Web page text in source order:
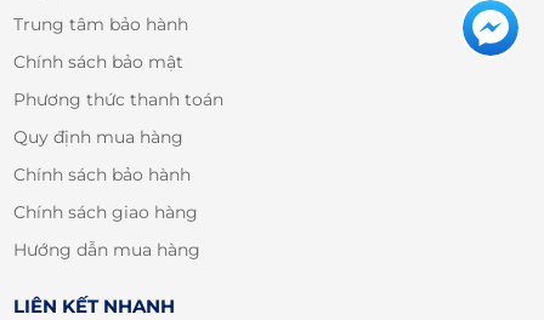
Trung tâm bảo hành
Chính sách bảo mật
Phương thức thanh toán
Quy định mua hàng
Chính sách bảo hành
Chính sách giao hàng
Hướng dẫn mua hàng
LIÊN KẾT NHANH